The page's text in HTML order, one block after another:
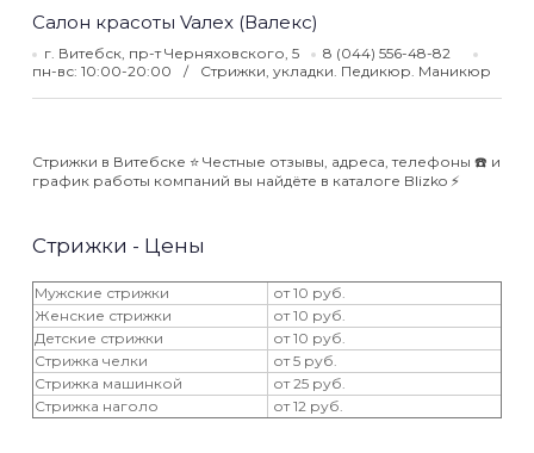
Салон красоты Vaлex (Валекс)
г. Витебск, пр-т Черняховского, 5
8 (044) 556-48-82
пн-вс: 10:00-20:00
Стрижки, укладки. Педикюр. Маникюр
Стрижки в Витебске ⭐️ Честные отзывы, адреса, телефоны ☎️ и
график работы компаний вы найдёте в каталоге Blizko ⚡️
Стрижки - Цены
Мужские стрижки
от 10 руб.
Женские стрижки
от 10 руб.
Детские стрижки
от 10 руб.
Стрижка челки
от 5 руб.
Стрижка машинкой
от 25 руб.
Стрижка наголо
от 12 руб.